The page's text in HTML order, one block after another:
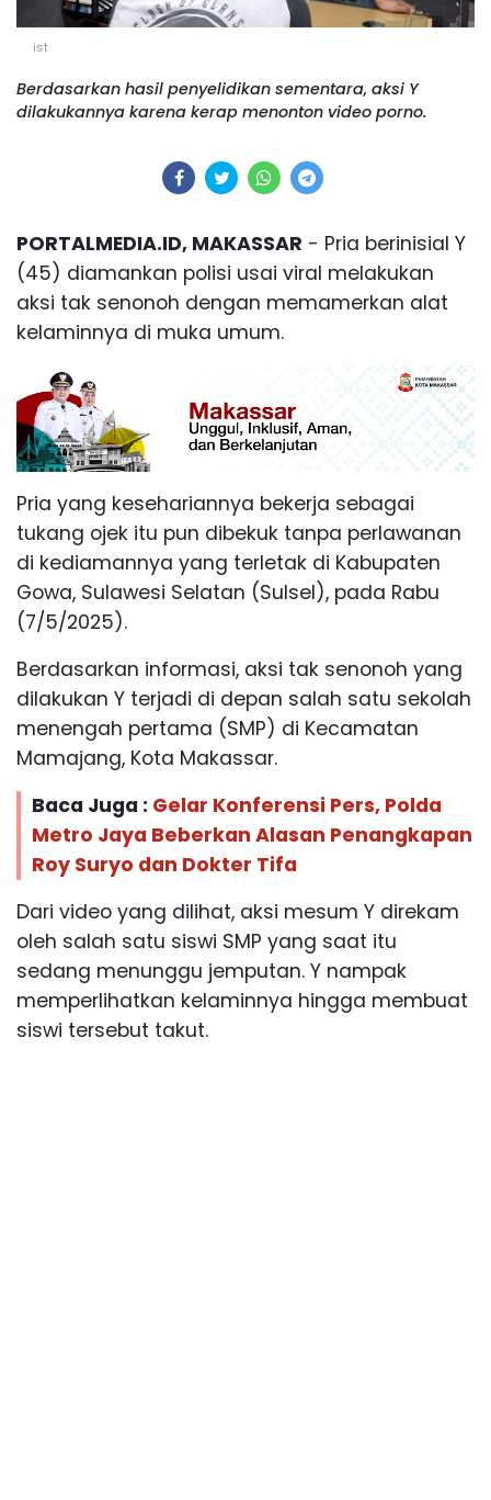
ist
Berdasarkan hasil penyelidikan sementara, aksi Y
dilakukannya karena kerap menonton video porno.
PORTALMEDIA.ID, MAKASSAR - Pria berinisial Y
(45) diamankan polisi usai viral melakukan
aksi tak senonoh dengan memamerkan alat
kelaminnya di muka umum.
Pria yang kesehariannya bekerja sebagai
tukang ojek itu pun dibekuk tanpa perlawanan
di kediamannya yang terletak di Kabupaten
Gowa, Sulawesi Selatan (Sulsel), pada Rabu
(7/5/2025).
Berdasarkan informasi, aksi tak senonoh yang
dilakukan Y terjadi di depan salah satu sekolah
menengah pertama (SMP) di Kecamatan
Mamajang, Kota Makassar.
Baca Juga : Gelar Konferensi Pers, Polda
Metro Jaya Beberkan Alasan Penangkapan
Roy Suryo dan Dokter Tifa
Dari video yang dilihat, aksi mesum Y direkam
oleh salah satu siswi SMP yang saat itu
sedang menunggu jemputan. Y nampak
memperlihatkan kelaminnya hingga membuat
siswi tersebut takut.